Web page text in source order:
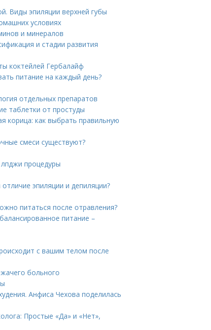
Виды эпиляции верхней губы
условиях
и минералов
и стадии развития
коктейлей Гербалайф
питание на каждый день?
отдельных препаратов
таблетки от простуды
корица: как выбрать правильную
смеси существуют?
процедуры
эпиляции и депиляции?
питаться после отравления?
питание –
с вашим телом после
больного
Анфиса Чехова поделилась
Простые «Да» и «Нет»,